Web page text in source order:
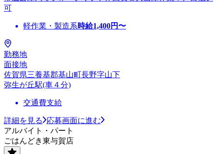
可
軽作業・製造系時給1,400円〜
勤務地
面接地
佐賀県三養基郡基山町長野字山下
弥生が丘駅(車４分)
交通費支給
詳細を見る
応募画面に進む
アルバイト・パート
ごはんどき東与賀店